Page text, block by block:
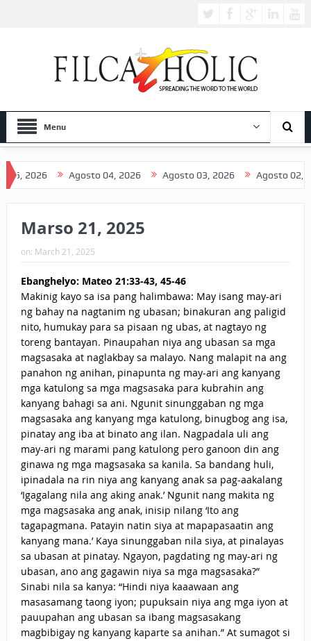
Menu
2026 Agosto 04, 2026 Agosto 03, 2026 Agosto 02,
Marso 21, 2025
on: March 21, 2025
Ebanghelyo: Mateo 21:33-43, 45-46
Makinig kayo sa isa pang halimbawa: May isang may-ari
ng bahay na nagtanim ng ubasan; binakuran ang paligid
nito, humukay para sa pisaan ng ubas, at nagtayo ng
toreng bantayan. Pinaupahan niya ang ubasan sa mga
magsasaka at naglakbay sa malayo. Nang malapit na ang
panahon ng anihan, pinapunta ng may-ari ang kanyang
mga katulong sa mga magsasaka para kubrahin ang
kanyang bahagi sa ani. Ngunit sinunggaban ng mga
magsasaka ang kanyang mga katulong, binugbog ang isa,
pinatay ang iba at binato ang ilan. Nagpadala uli ang
may-ari ng marami pang katulong pero ganoon din ang
ginawa ng mga magsasaka sa kanila. Sa bandang huli,
ipinadala na rin niya ang kanyang anak sa pag-aakalang
‘Igagalang nila ang aking anak.’ Ngunit nang makita ng
mga magsasaka ang anak, inisip nilang ‘Ito ang
tagapagmana. Patayin natin siya at mapapasaatin ang
kanyang mana.’ Kaya sinunggaban nila siya, at pinalayas
sa ubasan at pinatay. Ngayon, pagdating ng may-ari ng
ubasan, ano ang gagawin niya sa mga magsasaka?”
Sinabi nila sa kanya: “Hindi niya kaaawaan ang
masasamang taong iyon; pupuksain niya ang mga iyon at
pauupahan ang ubasan sa ibang magsasakang
magbibigay ng kanyang kaparte sa anihan.” At sumagot si